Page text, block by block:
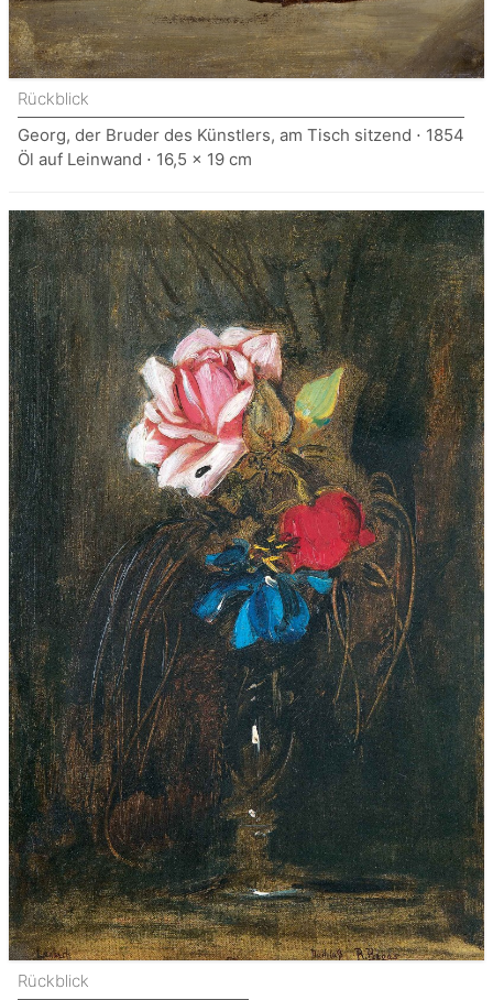
Rückblick
Georg, der Bruder des Künstlers, am Tisch sitzend ⋅ 1854
Öl auf Leinwand ⋅ 16,5 x 19 cm
Rückblick